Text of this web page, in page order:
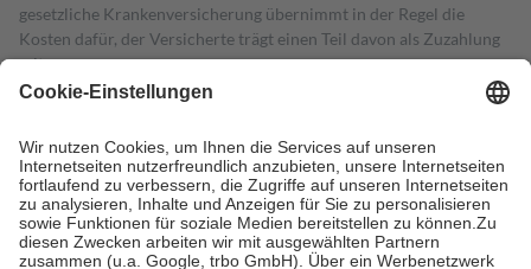
gesetzliche Krankenversicherung übernimmt in der Regel die
Kosten dafür, der Versicherte trägt einen Teil davon als Zuzahlung
mit.
Grundsätzlich leisten Mitglieder Zuzahlungen in Höhe von zehn
höchstens zehn Euro.
Es sind jedoch nie mehr als die tatsächlichen
Kosten der Leistung zu entrichten.
Diese Regeln gelten grundsätzlich auch für Online-Apotheken.
Bei Heilmitteln und häuslicher Krankenpflege beträgt die
Zuzahlung zehn Prozent der Kosten sowie zehn Euro je
Verordnung.